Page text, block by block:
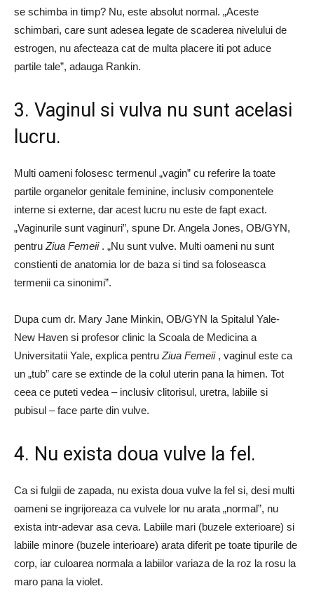
se schimba in timp? Nu, este absolut normal. „Aceste
schimbari, care sunt adesea legate de scaderea nivelului de
estrogen, nu afecteaza cat de multa placere iti pot aduce
partile tale”, adauga Rankin.
3. Vaginul si vulva nu sunt acelasi
lucru.
Multi oameni folosesc termenul „vagin” cu referire la toate
partile organelor genitale feminine, inclusiv componentele
interne si externe, dar acest lucru nu este de fapt exact.
„Vaginurile sunt vaginuri”, spune Dr. Angela Jones, OB/GYN,
pentru Ziua Femeii. „Nu sunt vulve. Multi oameni nu sunt
constienti de anatomia lor de baza si tind sa foloseasca
termenii ca sinonimi”.
Dupa cum dr. Mary Jane Minkin, OB/GYN la Spitalul Yale-
New Haven si profesor clinic la Scoala de Medicina a
Universitatii Yale, explica pentru Ziua Femeii, vaginul este ca
un „tub” care se extinde de la colul uterin pana la himen. Tot
ceea ce puteti vedea – inclusiv clitorisul, uretra, labiile si
pubisul – face parte din vulve.
4. Nu exista doua vulve la fel.
Ca si fulgii de zapada, nu exista doua vulve la fel si, desi multi
oameni se ingrijoreaza ca vulvele lor nu arata „normal”, nu
exista intr-adevar asa ceva. Labiile mari (buzele exterioare) si
labiile minore (buzele interioare) arata diferit pe toate tipurile de
corp, iar culoarea normala a labiilor variaza de la roz la rosu la
maro pana la violet.